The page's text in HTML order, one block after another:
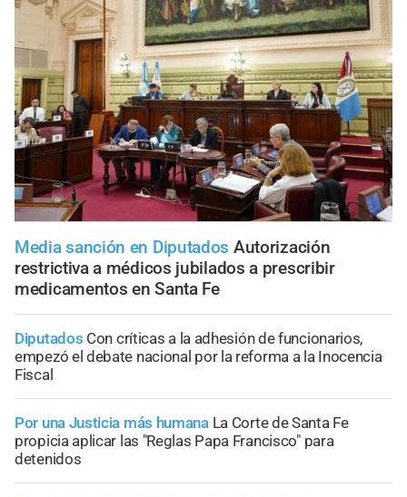
Media sanción en Diputados Autorización
restrictiva a médicos jubilados a prescribir
medicamentos en Santa Fe
Diputados Con críticas a la adhesión de funcionarios,
empezó el debate nacional por la reforma a la Inocencia
Fiscal
Por una Justicia más humana La Corte de Santa Fe
propicia aplicar las "Reglas Papa Francisco" para
detenidos